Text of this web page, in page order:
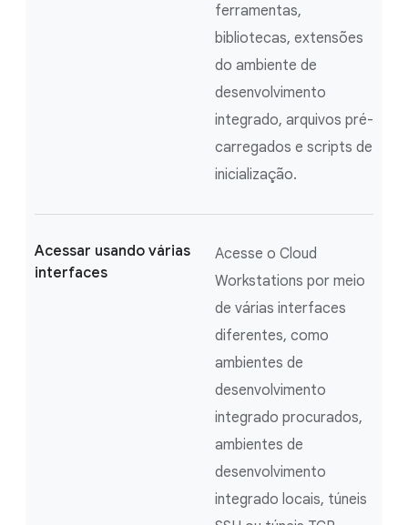
ferramentas,
bibliotecas, extensões
do ambiente de
desenvolvimento
integrado, arquivos pré-
carregados e scripts de
inicialização.
Acessar usando várias
interfaces
Acesse o Cloud
Workstations por meio
de várias interfaces
diferentes, como
ambientes de
desenvolvimento
integrado procurados,
ambientes de
desenvolvimento
integrado locais, túneis